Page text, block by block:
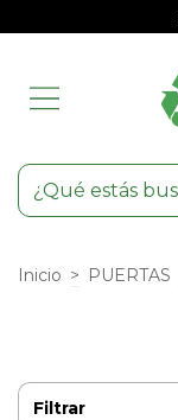
Inicio > PUERTAS
Filtrar